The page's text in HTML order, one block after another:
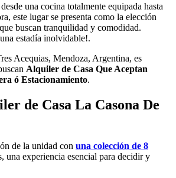
una cocina totalmente equipada hasta
este lugar se presenta como la elección
buscan tranquilidad y comodidad.
estadía inolvidable!.
Acequias, Mendoza, Argentina, es
Alquiler de Casa Que Aceptan
ó Estacionamiento.
de Casa La Casona De
de la unidad con una colección de 8
una experiencia esencial para decidir y